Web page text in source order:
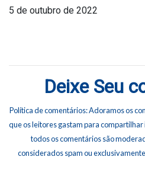
5 de outubro de 2022
Deixe Seu
Política de comentários: Adoramos os
que os leitores gastam para
todos os comentários são
considerados spam ou